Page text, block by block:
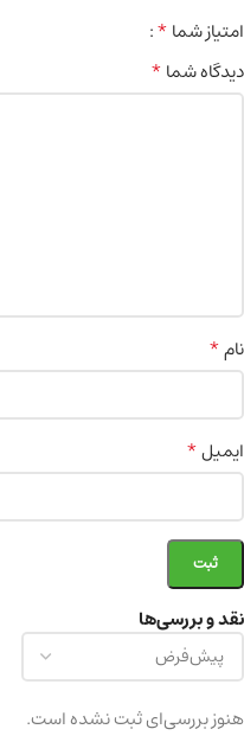
نقد و بررسی‌ها
هنوز بررسی‌ای ثبت نشده است.
امتیاز شما*
دیدگاه شما*
نام*
ایمیل*